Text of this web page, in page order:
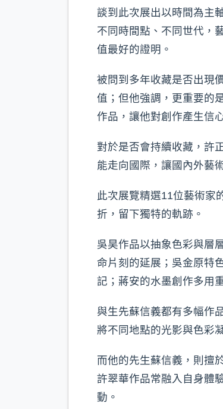
談到此次展出以時間為主
不同時間點、不同世代，
值最好的證明。
被問到多年收藏是否出現
值；但他強調，更重要的
作品，讓他對創作產生信
對於是否會持續收藏，許
能走向國際，讓國內外藝
此次展覽精選11位藝術家
折，留下獨特的軌跡。
吳昊作品以抽象色彩與層
命片刻的延展；吳金原特
記；蔣安的水墨創作多用
與生先蘇信義都有多幅作
將不同地點的光影與色彩
而他的先生蘇信義，則擅
許翠華作品常融入自身體
動。